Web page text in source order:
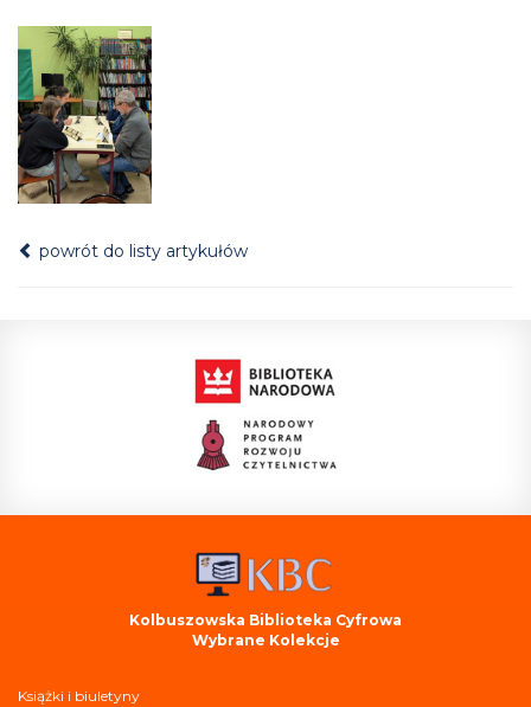
powrót do listy artykułów
Kolbuszowska Biblioteka Cyfrowa
Wybrane Kolekcje
Książki i biuletyny